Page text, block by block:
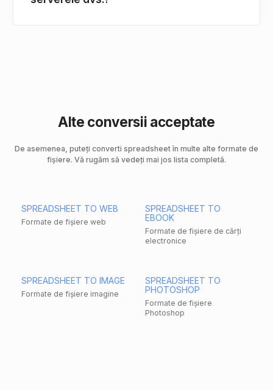
Alte conversii acceptate
De asemenea, puteți converti spreadsheet în multe alte formate de
fișiere. Vă rugăm să vedeți mai jos lista completă.
SPREADSHEET TO WEB
Formate de fișiere web
SPREADSHEET TO
EBOOK
Formate de fișiere de cărți
electronice
SPREADSHEET TO IMAGE
Formate de fișiere imagine
SPREADSHEET TO
PHOTOSHOP
Formate de fișiere
Photoshop